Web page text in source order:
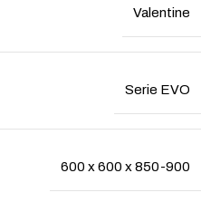
Valentine
Serie EVO
600 x 600 x 850-900